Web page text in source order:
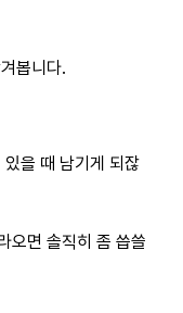
봅니다.
을 때 남기게 되잖
오면 솔직히 좀 씁쓸